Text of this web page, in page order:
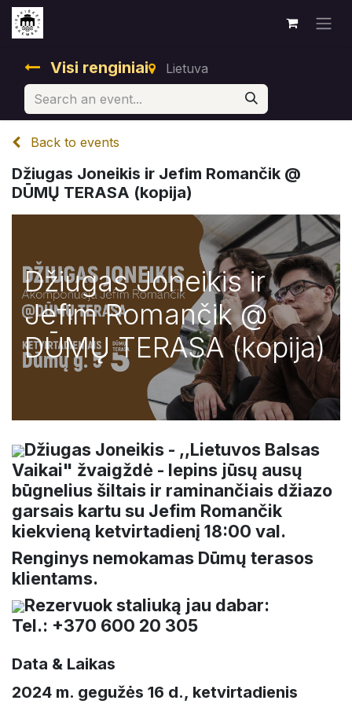
Visi renginiai Lietuva
Back to events
Džiugas Joneikis ir Jefim Romančik @
DŪMŲ TERASA (kopija)
Džiugas Joneikis ir
Jefim Romančik @
DŪMŲ TERASA (kopija)
Džiugas Joneikis - ,,Lietuvos Balsas
Vaikai" žvaigždė - lepins jūsų ausų
būgnelius šiltais ir raminančiais džiazo
garsais kartu su Jefim Romančik
kiekvieną ketvirtadienį 18:00 val.
Renginys nemokamas Dūmų terasos
klientams.
Rezervuok staliuką jau dabar:
Tel.: +370 600 20 305
Data & Laikas
2024 m. gegužės 16 d., ketvirtadienis